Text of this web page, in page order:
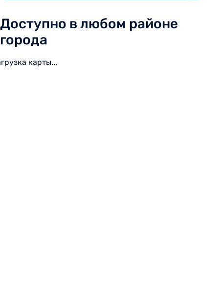
Доступно в любом районе
города
карты...